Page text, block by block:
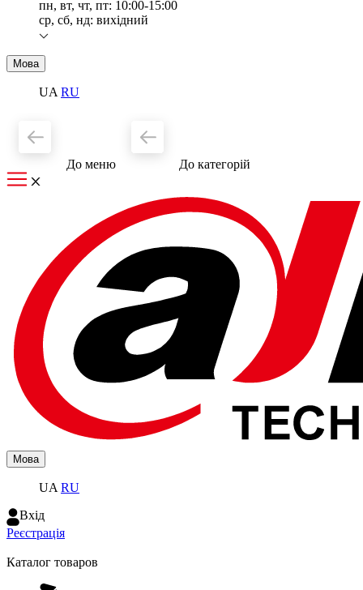
пн, вт, чт, пт: 10:00-15:00
ср, сб, нд: вихідний
Мова
UA RU
До меню До категорiй
Мова
UA RU
Вхiд
Реєстрація
Каталог товаров